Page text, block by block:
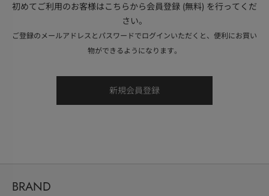
初めてご利用のお客様はこちらから会員登録 (無料) を行ってくだ
さい。
ご登録のメールアドレスとパスワードでログインいただくと、便利にお買い
物ができるようになります。
BRAND